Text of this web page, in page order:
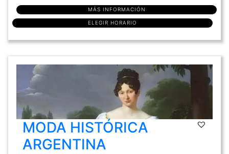
MÁS INFORMACIÓN
ELEGIR HORARIO
MODA HISTÓRICA
ARGENTINA